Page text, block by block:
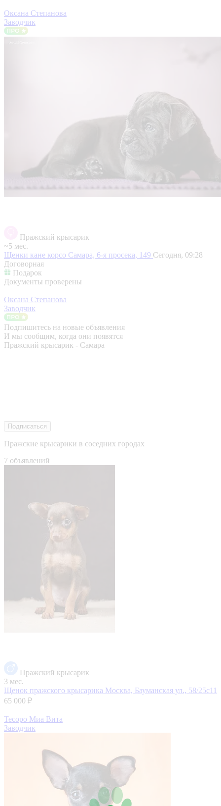
Оксана Степанова
Заводчик
Пражский крысарик
~5 мес.
Щенки кане корсо Самара, 6-я просека, 149 Сегодня, 09:28
Договорная
Подарок
Документы проверены
Оксана Степанова
Заводчик
Подпишитесь на новые объявления
И мы сообщим, когда они появятся
Пражский крысарик - Самара
Подписаться
Пражские крысарики в соседних городах
7 объявлений
Пражский крысарик
3 мес.
Щенок пражского крысарика Москва, Бауманская ул., 58/25с11
65 000 ₽
Тесоро Миа Вита
Заводчик